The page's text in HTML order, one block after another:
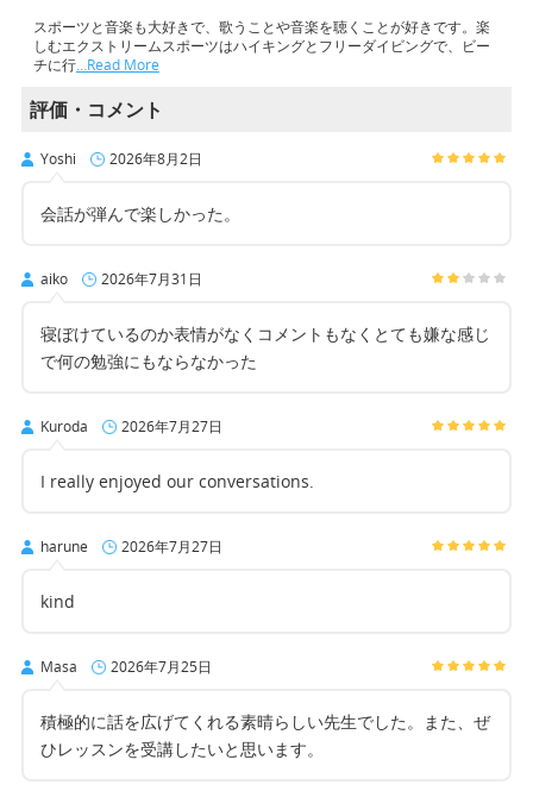
スポーツと音楽も大好きで、歌うことや音楽を聴くことが好きです。楽
しむエクストリームスポーツはハイキングとフリーダイビングで、ビー
チに行…Read More
評価・コメント
Yoshi 2026年8月2日
会話が弾んで楽しかった。
aiko 2026年7月31日
寝ぼけているのか表情がなくコメントもなくとても嫌な感じ
で何の勉強にもならなかった
Kuroda 2026年7月27日
I really enjoyed our conversations.
harune 2026年7月27日
kind
Masa 2026年7月25日
積極的に話を広げてくれる素晴らしい先生でした。また、ぜ
ひレッスンを受講したいと思います。